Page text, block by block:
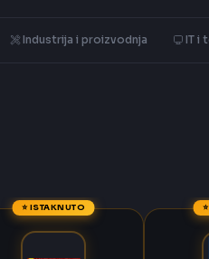
Industrija i proizvodnja IT i
⭐ ISTAKNUTO